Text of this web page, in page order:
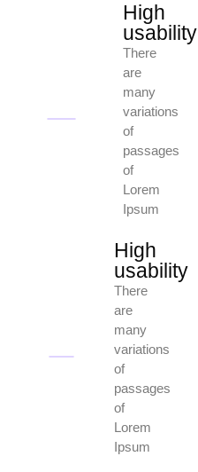
High
usability
There
are
many
variations
of
passages
of
Lorem
Ipsum
High
usability
There
are
many
variations
of
passages
of
Lorem
Ipsum